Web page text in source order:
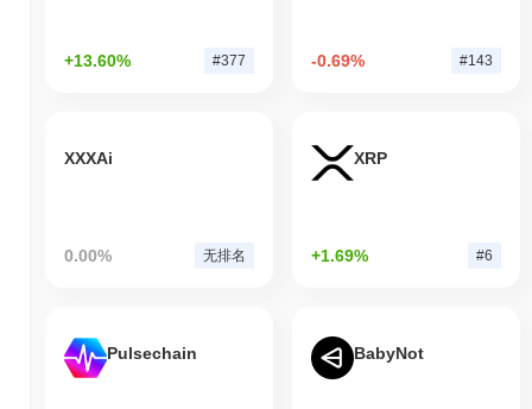
+13.60% #377 -0.69% #143
XXXAi
0.00% 无排名
XRP
+1.69% #6
Pulsechain BabyNot